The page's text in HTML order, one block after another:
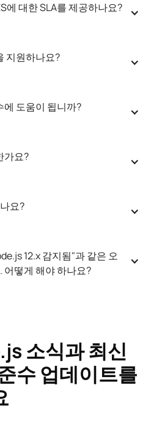
에 대한 SLA를 제공하나요?
지원하나요?
에 도움이 됩니까?
가요?
요?
12.x 감지됨"과 같은 오
어떻게 해야 하나요?
소식과 최신
수 업데이트를